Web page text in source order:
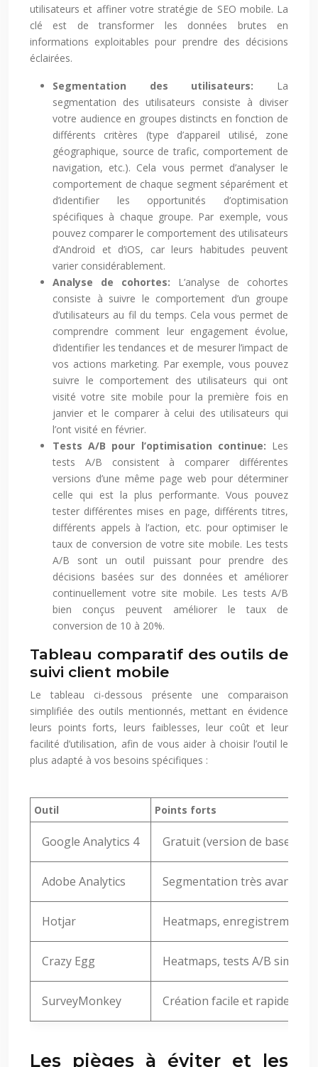
utilisateurs et affiner votre stratégie de SEO mobile. La
clé est de transformer les données brutes en
informations exploitables pour prendre des décisions
éclairées.
Segmentation des utilisateurs: La
segmentation des utilisateurs consiste à diviser
votre audience en groupes distincts en fonction de
différents critères (type d’appareil utilisé, zone
géographique, source de trafic, comportement de
navigation, etc.). Cela vous permet d’analyser le
comportement de chaque segment séparément et
d’identifier les opportunités d’optimisation
spécifiques à chaque groupe. Par exemple, vous
pouvez comparer le comportement des utilisateurs
d’Android et d’iOS, car leurs habitudes peuvent
varier considérablement.
Analyse de cohortes: L’analyse de cohortes
consiste à suivre le comportement d’un groupe
d’utilisateurs au fil du temps. Cela vous permet de
comprendre comment leur engagement évolue,
d’identifier les tendances et de mesurer l’impact de
vos actions marketing. Par exemple, vous pouvez
suivre le comportement des utilisateurs qui ont
visité votre site mobile pour la première fois en
janvier et le comparer à celui des utilisateurs qui
l’ont visité en février.
Tests A/B pour l’optimisation continue: Les
tests A/B consistent à comparer différentes
versions d’une même page web pour déterminer
celle qui est la plus performante. Vous pouvez
tester différentes mises en page, différents titres,
différents appels à l’action, etc. pour optimiser le
taux de conversion de votre site mobile. Les tests
A/B sont un outil puissant pour prendre des
décisions basées sur des données et améliorer
continuellement votre site mobile. Les tests A/B
bien conçus peuvent améliorer le taux de
conversion de 10 à 20%.
Tableau comparatif des outils de
suivi client mobile
Le tableau ci-dessous présente une comparaison
simplifiée des outils mentionnés, mettant en évidence
leurs points forts, leurs faiblesses, leur coût et leur
facilité d’utilisation, afin de vous aider à choisir l’outil le
plus adapté à vos besoins spécifiques :
Outil Points forts
Google Analytics 4 Gratuit (version de base),
Adobe Analytics Segmentation très avancée,
Hotjar Heatmaps,
Crazy Egg Heatmaps, tests A/B
SurveyMonkey Création facile et rapide de
Les pièges à éviter et les